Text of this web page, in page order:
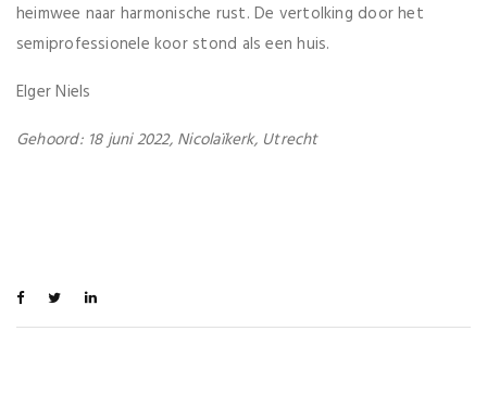
heimwee naar harmonische rust. De vertolking door het
semiprofessionele koor stond als een huis.
Elger Niels
Gehoord: 18 juni 2022, Nicolaïkerk, Utrecht